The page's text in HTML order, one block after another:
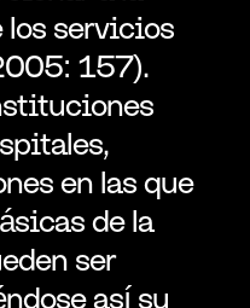
servicios
157).
en las que
de la
ser
así su